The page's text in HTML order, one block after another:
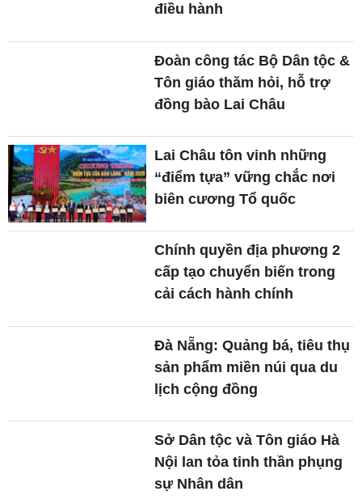
điều hành
Đoàn công tác Bộ Dân tộc &
Tôn giáo thăm hỏi, hỗ trợ
đồng bào Lai Châu
Lai Châu tôn vinh những
“điểm tựa” vững chắc nơi
biên cương Tổ quốc
Chính quyền địa phương 2
cấp tạo chuyển biến trong
cải cách hành chính
Đà Nẵng: Quảng bá, tiêu thụ
sản phẩm miền núi qua du
lịch cộng đồng
Sở Dân tộc và Tôn giáo Hà
Nội lan tỏa tinh thần phụng
sự Nhân dân